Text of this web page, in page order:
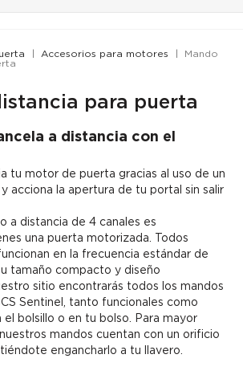
Accesorios para motores
Mando
para puerta
a distancia con el
tu motor de puerta gracias al uso de un
acciona la apertura de tu portal sin salir
a distancia de 4 canales es
una puerta motorizada. Todos
en la frecuencia estándar de
tamaño compacto y diseño
sitio encontrarás todos los mandos
Sentinel, tanto funcionales como
el bolsillo o en tu bolso. Para mayor
mandos cuentan con un orificio
engancharlo a tu llavero.